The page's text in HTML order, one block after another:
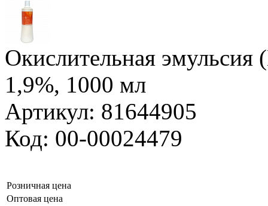
Окислительная эмульсия
1,9%, 1000 мл
Артикул: 81644905
Код: 00-00024479
Розничная цена
Оптовая цена